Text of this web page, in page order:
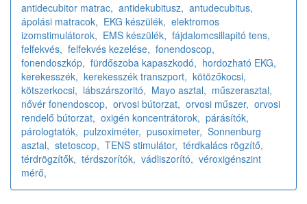
antidecubitor matrac, antidekubitusz, antudecubitus,
ápolási matracok, EKG készülék, elektromos
izomstimulátorok, EMS készülék, fájdalomcsillapitó tens,
felfekvés, felfekvés kezelése, fonendoscop,
fonendoszkóp, fürdőszoba kapaszkodó, hordozható EKG,
kerekesszék, kerekesszék transzport, kötözőkocsi,
kötszerkocsi, lábszárszoritó, Mayo asztal, műszerasztal,
nővér fonendoscop, orvosi bútorzat, orvosi műszer, orvosi
rendelő bútorzat, oxigén koncentrátorok, párásítók,
párologtatók, pulzoximéter, pusoximeter, Sonnenburg
asztal, stetoscop, TENS stimulátor, térdkalács rögzítő,
térdrögzítők, térdszorítók, vádliszorító, véroxigénszint
mérő,